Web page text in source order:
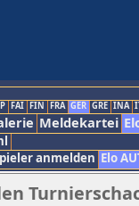
FAI FIN FRA GER GRE INA
Meldekartei
anmelden Elo